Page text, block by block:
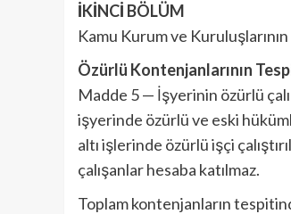
İKİNCİ BÖLÜM
Kamu Kurum ve
Özürlü Kontenjanlarının
Madde 5 — İşyerinin özürlü
işyerinde özürlü ve eski
altı işlerinde özürlü işçi
çalışanlar hesaba katılmaz.
Toplam kontenjanların